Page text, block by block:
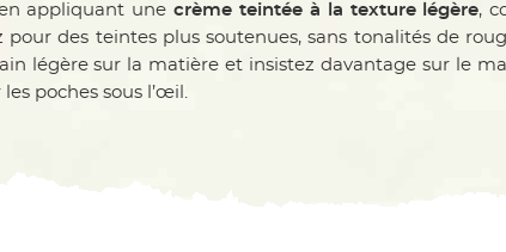
appliquant unecrème teintée à la texture légère,
pour des teintes plus soutenues, sans tonalités de
légère sur la matière et insistez davantage sur le
poches sous l’œil.